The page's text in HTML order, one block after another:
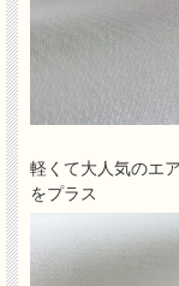
軽くて大人気のエ
をプラス